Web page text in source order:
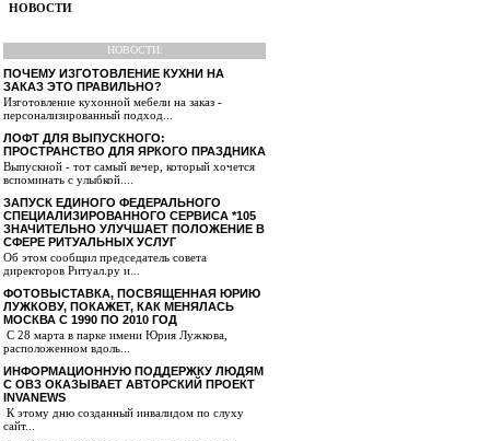
НОВОСТИ
НОВОСТИ:
ПОЧЕМУ ИЗГОТОВЛЕНИЕ КУХНИ НА
ЗАКАЗ ЭТО ПРАВИЛЬНО?
Изготовление кухонной мебели на заказ -
персонализированный подход...
ЛОФТ ДЛЯ ВЫПУСКНОГО:
ПРОСТРАНСТВО ДЛЯ ЯРКОГО ПРАЗДНИКА
Выпускной - тот самый вечер, который хочется
вспоминать с улыбкой....
ЗАПУСК ЕДИНОГО ФЕДЕРАЛЬНОГО
СПЕЦИАЛИЗИРОВАННОГО СЕРВИСА *105
ЗНАЧИТЕЛЬНО УЛУЧШАЕТ ПОЛОЖЕНИЕ В
СФЕРЕ РИТУАЛЬНЫХ УСЛУГ
Об этом сообщил председатель совета
директоров Ритуал.ру и...
ФОТОВЫСТАВКА, ПОСВЯЩЕННАЯ ЮРИЮ
ЛУЖКОВУ, ПОКАЖЕТ, КАК МЕНЯЛАСЬ
МОСКВА С 1990 ПО 2010 ГОД
С 28 марта в парке имени Юрия Лужкова,
расположенном вдоль...
ИНФОРМАЦИОННУЮ ПОДДЕРЖКУ ЛЮДЯМ
С ОВЗ ОКАЗЫВАЕТ АВТОРСКИЙ ПРОЕКТ
INVANEWS
К этому дню созданный инвалидом по слуху
сайт...